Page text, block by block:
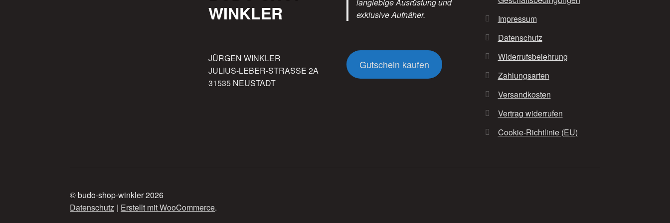
WINKLER
JÜRGEN WINKLER
JULIUS-LEBER-STRASSE 2A
31535 NEUSTADT
exklusive Aufnäher.
Gutschein kaufen
Impressum
Datenschutz
Widerrufsbelehrung
Zahlungsarten
Versandkosten
Vertrag widerrufen
Cookie-Richtlinie (EU)
© budo-shop-winkler 2026
Datenschutz
Erstellt mit WooCommerce.